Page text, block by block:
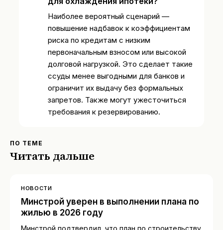
Наиболее вероятный сценарий —
повышение надбавок к коэффициентам
риска по кредитам с низким
первоначальным взносом или высокой
долговой нагрузкой. Это сделает такие
ссуды менее выгодными для банков и
ограничит их выдачу без формальных
запретов. Также могут ужесточиться
требования к резервированию.
ПО ТЕМЕ
Читать дальше
НОВОСТИ
Минстрой уверен в выполнении плана по
жилью в 2026 году
Минстрой подтвердил, что план по строительству